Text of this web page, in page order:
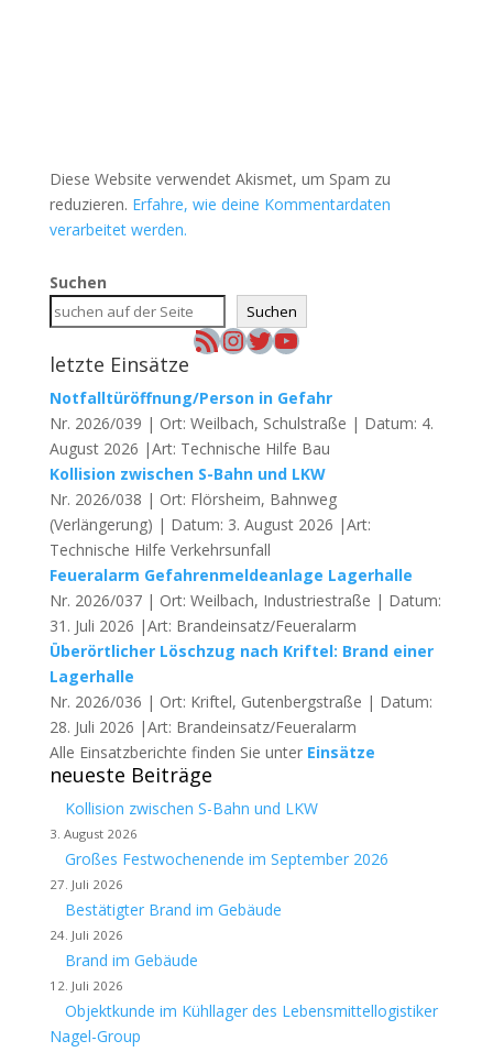
Diese Website verwendet Akismet, um Spam zu
reduzieren. Erfahre, wie deine Kommentardaten
verarbeitet werden.
Suchen
Suchen
RSS-FeedInstagram
Twitter
YouTube
letzte Einsätze
Notfalltüröffnung/Person in Gefahr
Nr. 2026/039 | Ort: Weilbach, Schulstraße | Datum: 4.
August 2026 |Art: Technische Hilfe Bau
Kollision zwischen S-Bahn und LKW
Nr. 2026/038 | Ort: Flörsheim, Bahnweg
(Verlängerung) | Datum: 3. August 2026 |Art:
Technische Hilfe Verkehrsunfall
Feueralarm Gefahrenmeldeanlage Lagerhalle
Nr. 2026/037 | Ort: Weilbach, Industriestraße | Datum:
31. Juli 2026 |Art: Brandeinsatz/Feueralarm
Überörtlicher Löschzug nach Kriftel: Brand einer
Lagerhalle
Nr. 2026/036 | Ort: Kriftel, Gutenbergstraße | Datum:
28. Juli 2026 |Art: Brandeinsatz/Feueralarm
Alle Einsatzberichte finden Sie unter Einsätze
neueste Beiträge
Kollision zwischen S-Bahn und LKW
3. August 2026
Großes Festwochenende im September 2026
27. Juli 2026
Bestätigter Brand im Gebäude
24. Juli 2026
Brand im Gebäude
12. Juli 2026
Objektkunde im Kühllager des Lebensmittellogistiker
Nagel-Group